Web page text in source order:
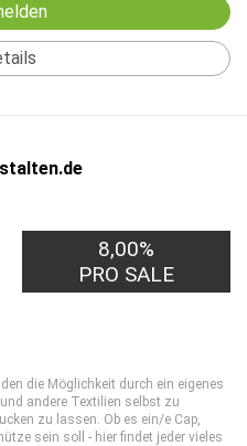
8,00%
PRO SALE
die Möglichkeit durch ein eigenes
andere Textilien selbst zu
zu lassen. Ob es ein/e Cap,
sein soll - hier findet jeder vieles